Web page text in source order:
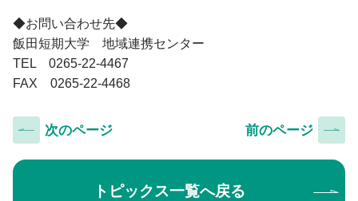
◆お問い合わせ先◆
飯田短期大学 地域連携センター
TEL 0265-22-4467
FAX 0265-22-4468
前のページ
次のページ
トピックス一覧へ戻る